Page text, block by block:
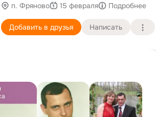
п. Фряново 15 февраля Подробнее
Добавить в друзья Написать